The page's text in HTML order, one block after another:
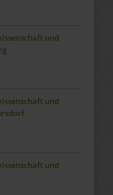
und
und
und